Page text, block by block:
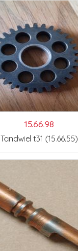
15.66.98
Tandwiel t31 (15.66.55)